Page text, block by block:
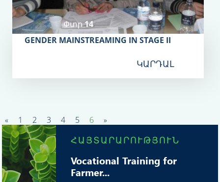
Փտր 14
GENDER MAINSTREAMING IN STAGE II
ԿԱՐԴԱԼ
« 1 2 3 4 5 6 »
ՀԱՅՏԱՐԱՐՈՒԹՅՈՒՆ
Vocational Training for
Farmer...